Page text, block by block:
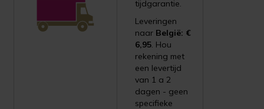
tijdgarantie.
Leveringen
naar België: €
6,95. Hou
rekening met
een levertijd
van 1 a 2
dagen - geen
specifieke